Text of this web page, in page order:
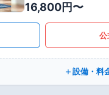
16,800円〜
公
設備・料